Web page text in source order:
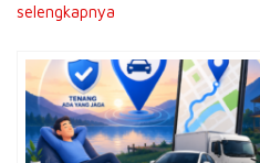
selengkapnya